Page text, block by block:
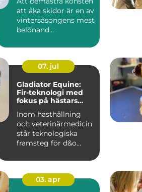
att åka skidor är en av
vintersäsongens mest
belönand...
07. jul
Gladiator Equine:
Fir-teknologi med
fokus på hästars
välbefinnande
Inom hästhållning
och veterinärmedicin
står teknologiska
framsteg för d&o...
03. apr